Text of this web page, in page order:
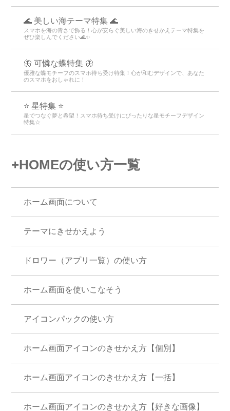
🌊 美しい海テーマ特集 🌊
スマホを海の青さで飾る！心が安らぐ美しい海のきせかえテーマ特集を
ぜひ楽しんでください🌊✨
🦋 可憐な蝶特集 🦋
優雅な蝶モチーフのスマホ待ち受け特集！心が和むデザインで、あなた
のスマホをおしゃれに！
⭐ 星特集 ⭐
星でつなぐ夢と希望！スマホ待ち受けにぴったりな星モチーフデザイン
特集☆
+HOMEの使い方一覧
ホーム画面について
テーマにきせかえよう
ドロワー（アプリ一覧）の使い方
ホーム画面を使いこなそう
アイコンパックの使い方
ホーム画面アイコンのきせかえ方【個別】
ホーム画面アイコンのきせかえ方【一括】
ホーム画面アイコンのきせかえ方【好きな画像】